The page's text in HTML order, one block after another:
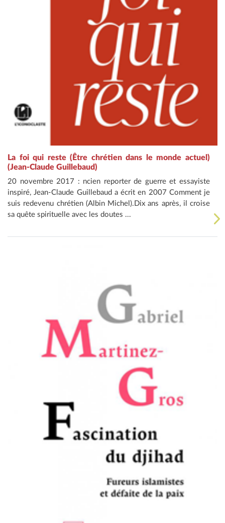
La foi qui reste (Être chrétien dans le monde actuel)
(Jean-Claude Guillebaud)
20 novembre 2017 : ncien reporter de guerre et essayiste
inspiré, Jean-Claude Guillebaud a écrit en 2007 Comment je
suis redevenu chrétien (Albin Michel).Dix ans après, il croise
sa quête spirituelle avec les doutes ...